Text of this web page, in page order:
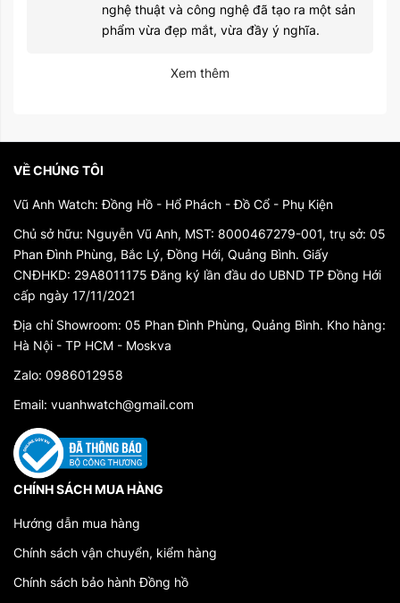
nghệ thuật và công nghệ đã tạo ra một sản
phẩm vừa đẹp mắt, vừa đầy ý nghĩa.
Xem thêm
VỀ CHÚNG TÔI
Vũ Anh Watch: Đồng Hồ - Hổ Phách - Đồ Cổ - Phụ Kiện
Chủ sở hữu: Nguyễn Vũ Anh, MST: 8000467279-001, trụ sở: 05
Phan Đình Phùng, Bắc Lý, Đồng Hới, Quảng Bình. Giấy
CNĐHKD: 29A8011175 Đăng ký lần đầu do UBND TP Đồng Hới
cấp ngày 17/11/2021
Địa chỉ Showroom: 05 Phan Đình Phùng, Quảng Bình. Kho hàng:
Hà Nội - TP HCM - Moskva
Zalo: 0986012958
Email: vuanhwatch@gmail.com
CHÍNH SÁCH MUA HÀNG
Hướng dẫn mua hàng
Chính sách vận chuyển, kiểm hàng
Chính sách bảo hành Đồng hồ